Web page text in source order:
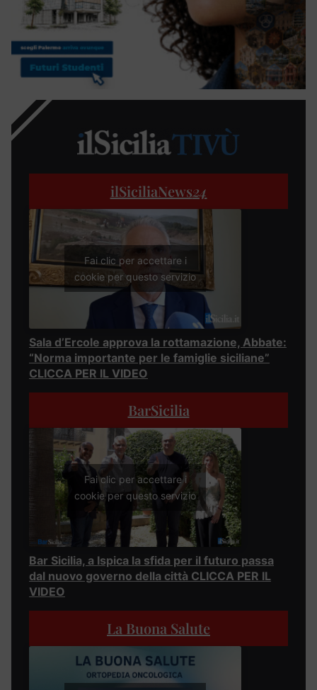
ilSiciliaNews24
Fai clic per accettare i
cookie per questo servizio
Sala d’Ercole approva la rottamazione, Abbate:
“Norma importante per le famiglie siciliane”
CLICCA PER IL VIDEO
BarSicilia
Fai clic per accettare i
cookie per questo servizio
Bar Sicilia, a Ispica la sfida per il futuro passa
dal nuovo governo della città CLICCA PER IL
VIDEO
La Buona Salute